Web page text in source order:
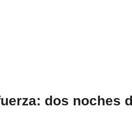
dos noches